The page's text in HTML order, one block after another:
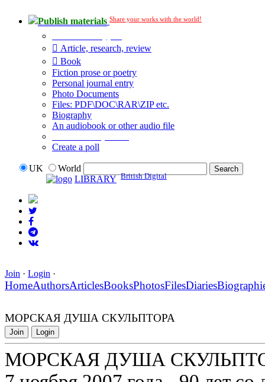
Publish materials Share your works with the world!
Article, research, review
Book
Fiction prose or poetry
Personal journal entry
Photo Documents
Files: PDF\DOC\RAR\ZIP etc.
Biography
An audiobook or other audio file
Create a poll
UK
World
LIBRARY British Digital
Join · Login ·
HomeAuthorsArticlesBooksPhotosFilesDiaries
МОРСКАЯ ДУША СКУЛЬПТОРА
Join Login
МОРСКАЯ ДУША